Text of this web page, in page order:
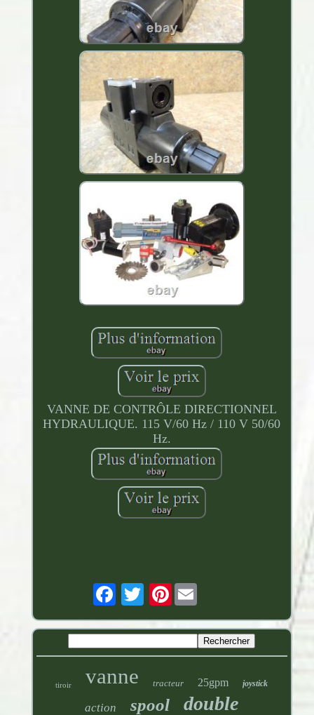
VANNE DE CONTRÔLE DIRECTIONNEL
HYDRAULIQUE. 115 V/60 Hz / 110 V 50/60
Hz.
Pinterest
tiroir vanne tracteur 25gpm joystick
action spool double